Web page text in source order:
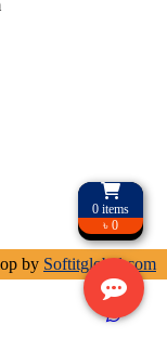
0 items
৳ 0
by Softitglobal.com